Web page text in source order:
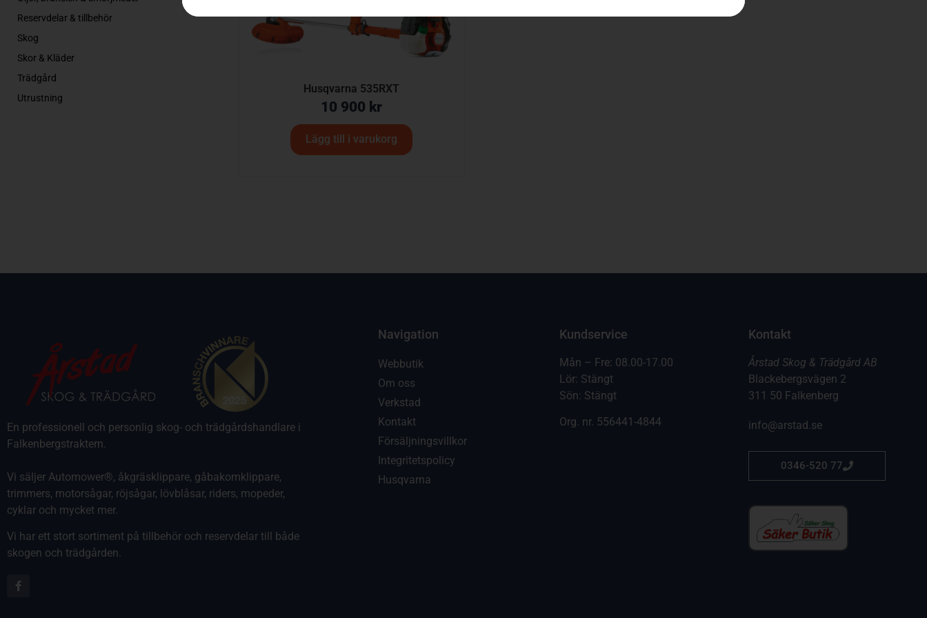
Reservdelar & tillbehör
Skog
Skor & Kläder
Trädgård
Utrustning
Husqvarna 535RXT
10 900 kr
Lägg till i varukorg
En professionell och personlig skog- och trädgårdshandlare i
Falkenbergstraktern.
Vi säljer Automower®, åkgräsklippare, gåbakomklippare,
trimmers, motorsågar, röjsågar, lövblåsar, riders, mopeder,
cyklar och mycket mer.
Vi har ett stort sortiment på tillbehör och reservdelar till både
skogen och trädgården.
Navigation
Webbutik
Om oss
Verkstad
Kontakt
Försäljningsvillkor
Integritetspolicy
Husqvarna
Kundservice
Mån – Fre: 08.00-17.00
Lör: Stängt
Sön: Stängt
Org. nr. 556441-4844
Kontakt
Årstad Skog & Trädgård AB
Blackebergsvägen 2
311 50 Falkenberg
info@arstad.se
0346-520 77